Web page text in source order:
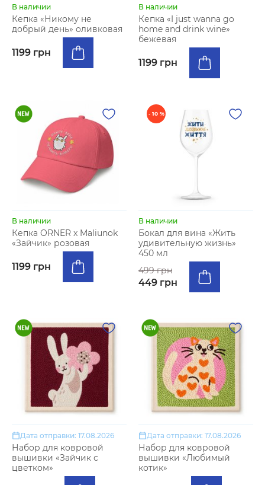
В наличии
Кепка «Никому не
добрый день» оливковая
1199 грн
В наличии
Кепка «I just wanna go
home and drink wine»
бежевая
1199 грн
В наличии
Кепка ORNER x Maliunok
«Зайчик» розовая
1199 грн
- 10 %
В наличии
Бокал для вина «Жить
удивительную жизнь»
450 мл
499 грн
449 грн
Дата отправки: 17.08.2026
Набор для ковровой
вышивки «Зайчик с
цветком»
Дата отправки: 17.08.2026
Набор для ковровой
вышивки «Любимый
котик»